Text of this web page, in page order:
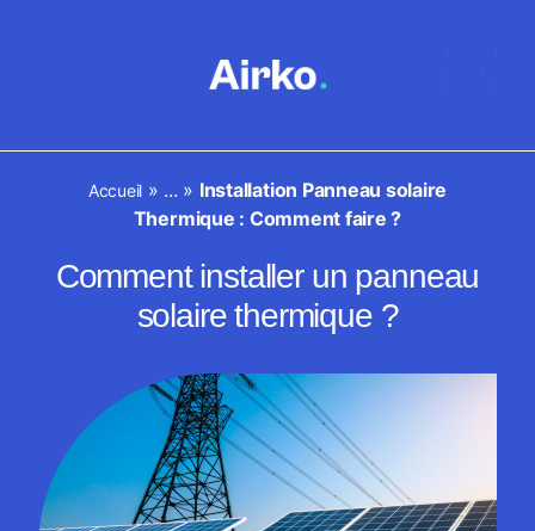
Accueil » ... » Installation Panneau solaire
Thermique : Comment faire ?
Comment installer un panneau
solaire thermique ?